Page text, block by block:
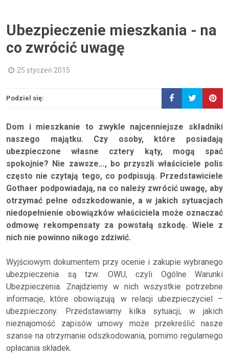
Ubezpieczenie mieszkania - na
co zwrócić uwagę
25 styczeń 2015
Podziel się:
Dom i mieszkanie to zwykle najcenniejsze składniki
naszego majątku. Czy osoby, które posiadają
ubezpieczone własne cztery kąty, mogą spać
spokojnie? Nie zawsze…, bo przyszli właściciele polis
często nie czytają tego, co podpisują. Przedstawiciele
Gothaer podpowiadają, na co należy zwrócić uwagę, aby
otrzymać pełne odszkodowanie, a w jakich sytuacjach
niedopełnienie obowiązków właściciela może oznaczać
odmowę rekompensaty za powstałą szkodę. Wiele z
nich nie powinno nikogo zdziwić.
Wyjściowym dokumentem przy ocenie i zakupie wybranego
ubezpieczenia są tzw. OWU, czyli Ogólne Warunki
Ubezpieczenia. Znajdziemy w nich wszystkie potrzebne
informacje, które obowiązują w relacji ubezpieczyciel –
ubezpieczony. Przedstawiamy kilka sytuacji, w jakich
nieznajomość zapisów umowy może przekreślić nasze
szanse na otrzymanie odszkodowania, pomimo regularnego
opłacania składek.